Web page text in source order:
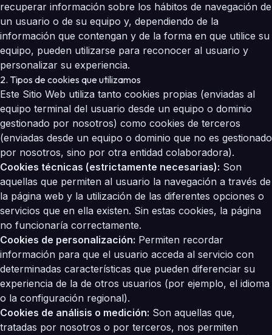
recuperar información sobre los hábitos de navegación de
un usuario o de su equipo y, dependiendo de la
información que contengan y de la forma en que utilice su
equipo, pueden utilizarse para reconocer al usuario y
personalizar su experiencia.
2. Tipos de cookies que utilizamos
Este Sitio Web utiliza tanto cookies propias (enviadas al
equipo terminal del usuario desde un equipo o dominio
gestionado por nosotros) como cookies de terceros
(enviadas desde un equipo o dominio que no es gestionado
por nosotros, sino por otra entidad colaboradora).
Cookies técnicas (estrictamente necesarias): Son
aquellas que permiten al usuario la navegación a través de
la página web y la utilización de las diferentes opciones o
servicios que en ella existen. Sin estas cookies, la página
no funcionaría correctamente.
Cookies de personalización: Permiten recordar
información para que el usuario acceda al servicio con
determinadas características que pueden diferenciar su
experiencia de la de otros usuarios (por ejemplo, el idioma
o la configuración regional).
Cookies de análisis o medición: Son aquellas que,
tratadas por nosotros o por terceros, nos permiten